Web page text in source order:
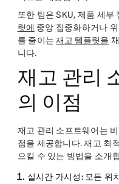
또한 팀은 SKU, 제품 세
릿에 중앙 집중화하거나
를 줄이는재고 템플릿을
니다.
재고 관리
의 이점
재고 관리 소프트웨어는
점을 제공합니다. 재고 최
으킬 수 있는 방법을 소개
실시간 가시성:모든 위